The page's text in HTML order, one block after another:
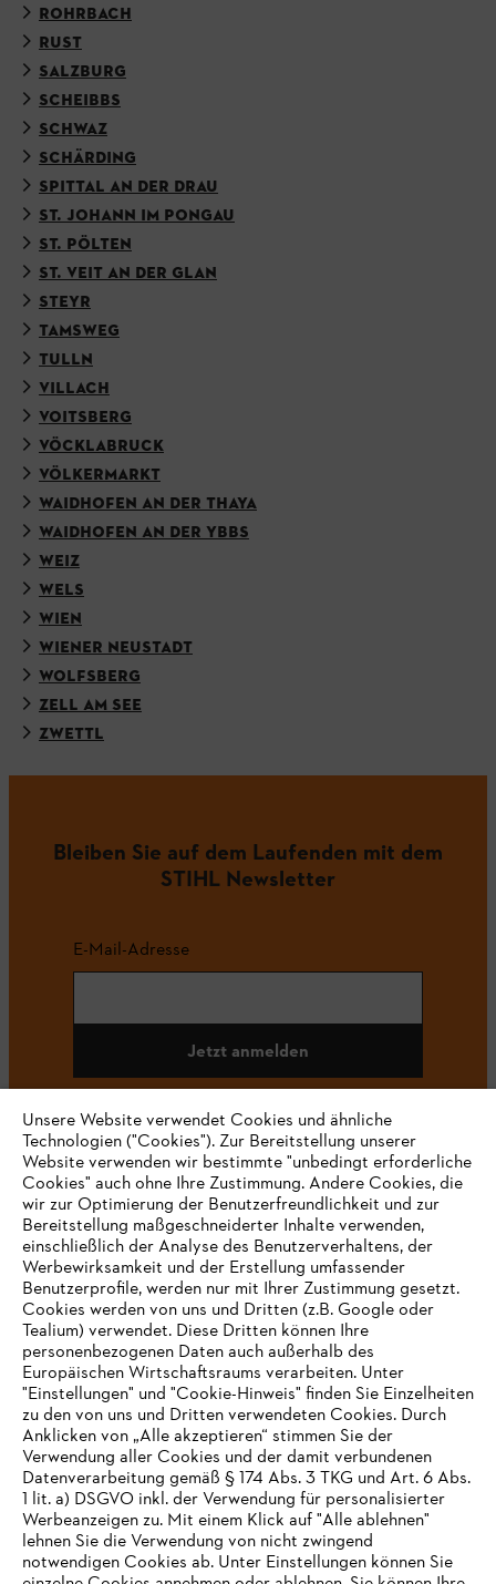
ROHRBACH
RUST
SALZBURG
SCHEIBBS
SCHWAZ
SCHÄRDING
SPITTAL AN DER DRAU
ST. JOHANN IM PONGAU
ST. PÖLTEN
ST. VEIT AN DER GLAN
STEYR
TAMSWEG
TULLN
VILLACH
VOITSBERG
VÖCKLABRUCK
VÖLKERMARKT
WAIDHOFEN AN DER THAYA
WAIDHOFEN AN DER YBBS
WEIZ
WELS
WIEN
WIENER NEUSTADT
WOLFSBERG
ZELL AM SEE
ZWETTL
Bleiben Sie auf dem Laufenden mit dem
STIHL Newsletter
E-Mail-Adresse
Jetzt anmelden
#STIHL
Unternehmen
Häufig gestellte Fragen
Service
IHR BROWSER WIRD NICHT
UNTERSTÜTZT
Unsere Website verwendet Cookies und ähnliche
Technologien ("Cookies"). Zur Bereitstellung unserer
Website verwenden wir bestimmte "unbedingt erforderliche
Cookies" auch ohne Ihre Zustimmung. Andere Cookies, die
wir zur Optimierung der Benutzerfreundlichkeit und zur
Bereitstellung maßgeschneiderter Inhalte verwenden,
einschließlich der Analyse des Benutzerverhaltens, der
Werbewirksamkeit und der Erstellung umfassender
Benutzerprofile, werden nur mit Ihrer Zustimmung gesetzt.
Cookies werden von uns und Dritten (z.B. Google oder
Tealium) verwendet. Diese Dritten können Ihre
personenbezogenen Daten auch außerhalb des
Europäischen Wirtschaftsraums verarbeiten. Unter
"Einstellungen" und "Cookie-Hinweis" finden Sie Einzelheiten
zu den von uns und Dritten verwendeten Cookies. Durch
Anklicken von „Alle akzeptieren“ stimmen Sie der
Verwendung aller Cookies und der damit verbundenen
Datenverarbeitung gemäß § 174 Abs. 3 TKG und Art. 6 Abs.
1 lit. a) DSGVO inkl. der Verwendung für personalisierter
Werbeanzeigen zu. Mit einem Klick auf "Alle ablehnen"
lehnen Sie die Verwendung von nicht zwingend
notwendigen Cookies ab. Unter Einstellungen können Sie